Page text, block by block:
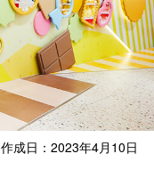
作成日：2023年4月10日